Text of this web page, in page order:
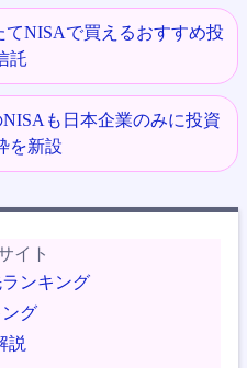
てNISAで買えるおすすめ投
託
も日本企業のみに投資
を新設
イト
ンキング
グ
説